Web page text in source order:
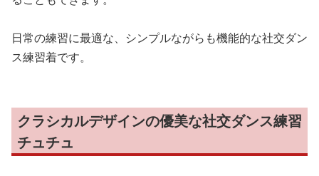
日常の練習に最適な、シンプルながらも機能的な社交ダン
ス練習着です。
クラシカルデザインの優美な社交ダンス練習
チュチュ